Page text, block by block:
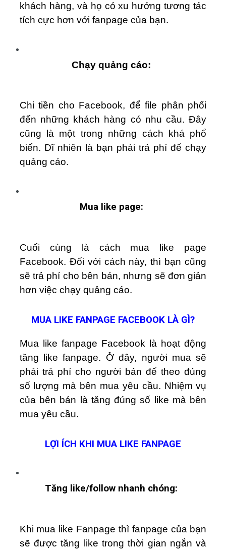
khách hàng, và họ có xu hướng tương tác
tích cực hơn với fanpage của bạn.
Chạy quảng cáo:
Chi tiền cho Facebook, để file phân phối
đến những khách hàng có nhu cầu. Đây
cũng là một trong những cách khá phổ
biến. Dĩ nhiên là bạn phải trả phí để chạy
quảng cáo.
Mua like page:
Cuối cùng là cách mua like page
Facebook. Đối với cách này, thì bạn cũng
sẽ trả phí cho bên bán, nhưng sẽ đơn giản
hơn việc chạy quảng cáo.
MUA LIKE FANPAGE FACEBOOK LÀ GÌ?
Mua like fanpage Facebook là hoạt động
tăng like fanpage. Ở đây, người mua sẽ
phải trả phí cho người bán để theo đúng
số lượng mà bên mua yêu cầu. Nhiệm vụ
của bên bán là tăng đúng số like mà bên
mua yêu cầu.
LỢI ÍCH KHI MUA LIKE FANPAGE
Tăng like/follow nhanh chóng:
Khi mua like Fanpage thì fanpage của bạn
sẽ được tăng like trong thời gian ngắn và